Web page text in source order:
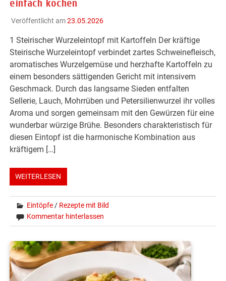
einfach kochen
Veröffentlicht am23.05.2026
1 Steirischer Wurzeleintopf mit Kartoffeln Der kräftige
Steirische Wurzeleintopf verbindet zartes Schweinefleisch,
aromatisches Wurzelgemüse und herzhafte Kartoffeln zu
einem besonders sättigenden Gericht mit intensivem
Geschmack. Durch das langsame Sieden entfalten
Sellerie, Lauch, Mohrrüben und Petersilienwurzel ihr volles
Aroma und sorgen gemeinsam mit den Gewürzen für eine
wunderbar würzige Brühe. Besonders charakteristisch für
diesen Eintopf ist die harmonische Kombination aus
kräftigem […]
WEITERLESEN
Eintöpfe / Rezepte mit Bild
Kommentar hinterlassen